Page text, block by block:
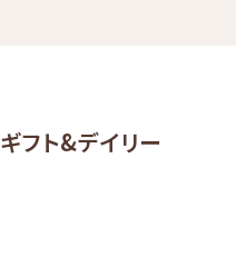
ギフト&デイリー